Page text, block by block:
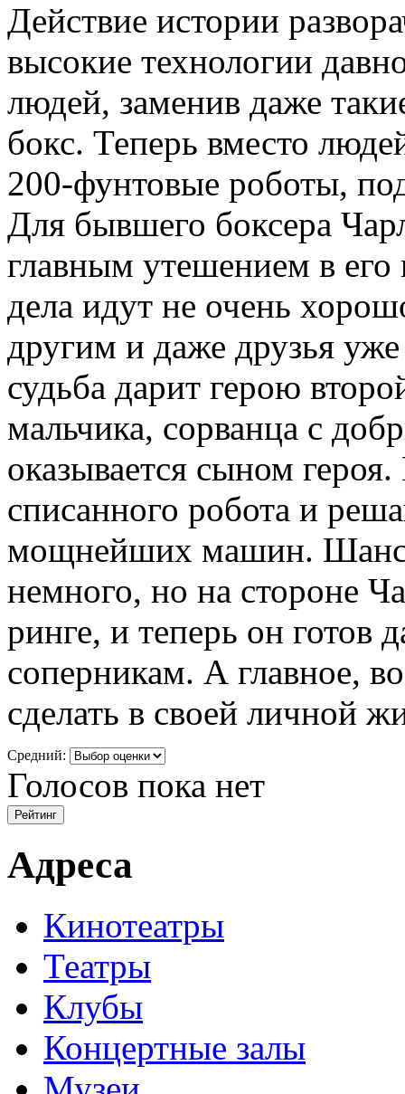
Действие истории
высокие технологии
людей, заменив даже
бокс. Теперь вместо
200-фунтовые роботы,
Для бывшего боксера
главным утешением в
дела идут не очень
другим и даже друзья
судьба дарит герою
мальчика, сорванца с
оказывается сыном
списанного робота и
мощнейших машин.
немного, но на стороне
ринге, и теперь он готов
соперникам. А главное,
сделать в своей личной
Средний:
Голосов пока нет
Адреса
Кинотеатры
Театры
Клубы
Концертные залы